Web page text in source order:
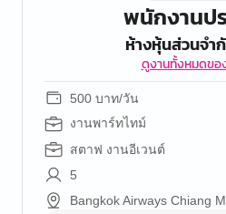
พนักงานป
ห้างหุ้นส่วนจำ
ดูงานทั้งหมดขอ
500 บาท/วัน
งานพาร์ทไทม์
สตาฟ งานอีเวนต์
5
Bangkok Airways Chiang